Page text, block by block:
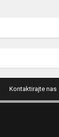
Kontaktirajte nas